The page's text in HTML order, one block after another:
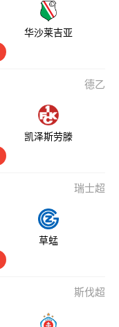
华沙莱吉亚
德乙
凯泽斯劳滕
瑞士超
草蜢
斯伐超